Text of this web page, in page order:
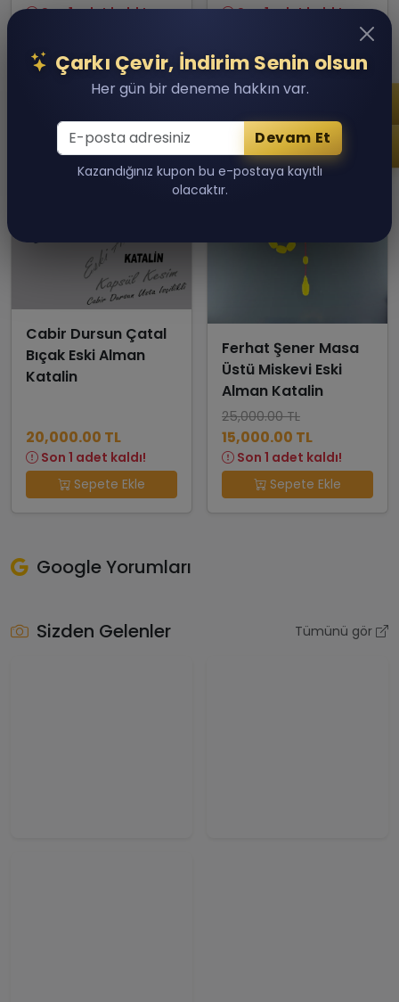
Son 1 adet kaldı!
Son 1 adet kaldı!
Cabir Dursun Çatal
Bıçak Eski Alman
Katalin
20,000.00 TL
Son 1 adet kaldı!
Sepete Ekle
Ferhat Şener Masa
Üstü Miskevi Eski
Alman Katalin
25,000.00 TL
15,000.00 TL
Son 1 adet kaldı!
Sepete Ekle
Google Yorumları
Sizden Gelenler Tümünü gör
Çarkı Çevir, İndirim Senin olsun
Her gün bir deneme hakkın var.
Devam Et
Kazandığınız kupon bu e-postaya kayıtlı
olacaktır.